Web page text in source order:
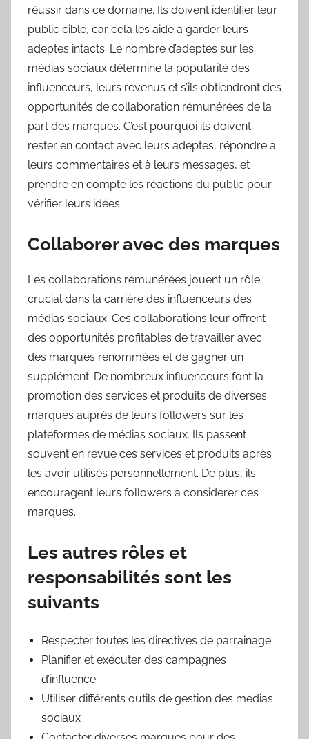
réussir dans ce domaine. Ils doivent identifier leur
public cible, car cela les aide à garder leurs
adeptes intacts. Le nombre d’adeptes sur les
médias sociaux détermine la popularité des
influenceurs, leurs revenus et s’ils obtiendront des
opportunités de collaboration rémunérées de la
part des marques. C’est pourquoi ils doivent
rester en contact avec leurs adeptes, répondre à
leurs commentaires et à leurs messages, et
prendre en compte les réactions du public pour
vérifier leurs idées.
Collaborer avec des marques
Les collaborations rémunérées jouent un rôle
crucial dans la carrière des influenceurs des
médias sociaux. Ces collaborations leur offrent
des opportunités profitables de travailler avec
des marques renommées et de gagner un
supplément. De nombreux influenceurs font la
promotion des services et produits de diverses
marques auprès de leurs followers sur les
plateformes de médias sociaux. Ils passent
souvent en revue ces services et produits après
les avoir utilisés personnellement. De plus, ils
encouragent leurs followers à considérer ces
marques.
Les autres rôles et
responsabilités sont les
suivants
Respecter toutes les directives de parrainage
Planifier et exécuter des campagnes
d’influence
Utiliser différents outils de gestion des médias
sociaux